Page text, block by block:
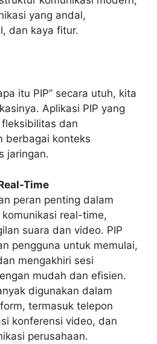
yang andal,
dan kaya fitur.
itu PIP” secara utuh, kita
Aplikasi PIP yang
dan
berbagai konteks
jaringan.
Time
peran penting dalam
real-time,
suara dan video. PIP
pengguna untuk memulai,
mengakhiri sesi
mudah dan efisien.
digunakan dalam
termasuk telepon
konferensi video, dan
perusahaan.